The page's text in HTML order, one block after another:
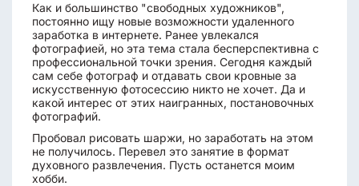
Как и большинство "свободных художников",
постоянно ищу новые возможности удаленного
заработка в интернете. Ранее увлекался
фотографией, но эта тема стала бесперспективна с
профессиональной точки зрения. Сегодня каждый
сам себе фотограф и отдавать свои кровные за
искусственную фотосессию никто не хочет. Да и
какой интерес от этих наигранных, постановочных
фотографий.
Пробовал рисовать шаржи, но заработать на этом
не получилось. Перевел это занятие в формат
духовного развлечения. Пусть останется моим
хобби.